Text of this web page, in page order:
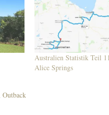
Australien Statistik Teil
Alice Springs
Outback